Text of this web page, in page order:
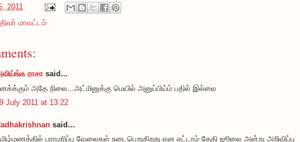
2011
மாவட்டம்
ராசா said...
அதே நிலை...அட்மினுக்கு மெயில் அனுப்பிய்ம் பதில் இல்லை
July 2011 at 13:22
said...
பராமரிப்பு வேலைகள் நடைபெறுகிறது என எட்டாம் தேதி ஜூலை அன்று அறிவிப்பு